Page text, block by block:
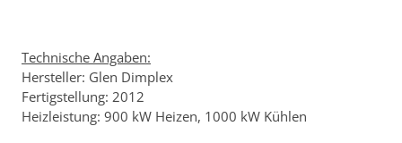
Technische Angaben:
Hersteller: Glen Dimplex
Fertigstellung: 2012
Heizleistung: 900 kW Heizen, 1000 kW Kühlen